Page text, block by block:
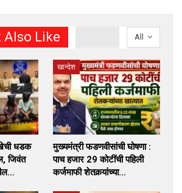
All
Also Like
धडक
जिवंत
खान्देश
मुख्यमंत्री फडणवीसांची घोषणा :
पाच हजार 29 कोटींची पहिली
कर्जमाफी शेतकर्‍यांच्या…